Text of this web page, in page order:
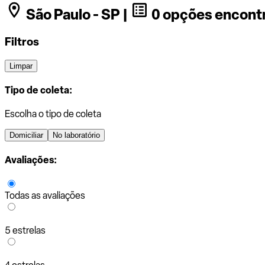
São Paulo - SP |
0 opções
Filtros
Limpar
Tipo de coleta:
Escolha o tipo de coleta
Domiciliar No laboratório
Avaliações:
Todas as avaliações
5 estrelas